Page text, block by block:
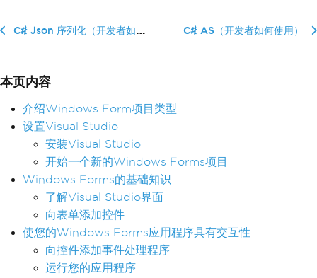
C# Json 序列化（开发者如何使用） C# AS（开发者如何使用）
本页内容
介绍Windows Form项目类型
设置Visual Studio
安装Visual Studio
开始一个新的Windows Forms项目
Windows Forms的基础知识
了解Visual Studio界面
向表单添加控件
使您的Windows Forms应用程序具有交互性
向控件添加事件处理程序
运行您的应用程序